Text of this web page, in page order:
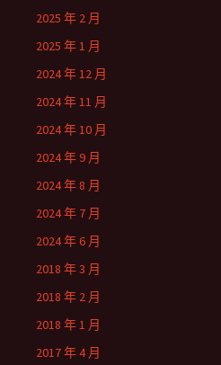
2025 年 2 月
2025 年 1 月
2024 年 12 月
2024 年 11 月
2024 年 10 月
2024 年 9 月
2024 年 8 月
2024 年 7 月
2024 年 6 月
2018 年 3 月
2018 年 2 月
2018 年 1 月
2017 年 4 月